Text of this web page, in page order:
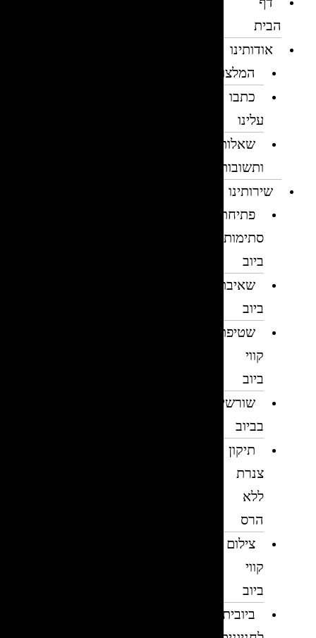
הבית
אודותינו
המלצות
כתבו
עלינו
שאלות
ותשובות
שירותינו
פתיחת
סתימות
ביוב
שאיבת
ביוב
שטיפת
קווי
ביוב
שורשים
בביוב
תיקון
צנרת
ללא
הרס
צילום
קווי
ביוב
ביובית